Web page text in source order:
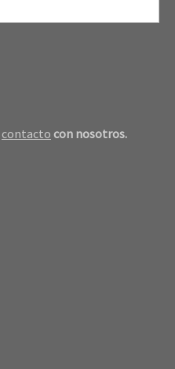
contacto con nosotros.